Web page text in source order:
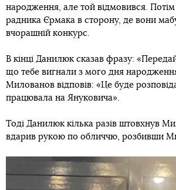
народження, але той відмовився. Потім
радника Єрмака в сторону, де вони
вчорашній конкурс.
В кінці Данилюк сказав фразу:
що тебе вигнали з мого дня
Милованов відповів: «Це буде
працювала на Януковича».
Тоді Данилюк кілька разів штовхнув
вдарив рукою по обличчю, розбивши